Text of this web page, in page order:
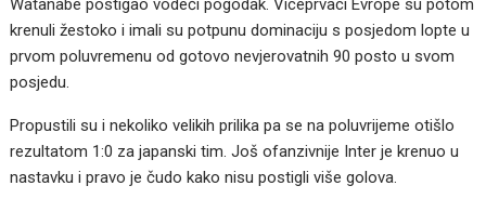
krenuli žestoko i imali su potpunu dominaciju s posjedom lopte u
prvom poluvremenu od gotovo nevjerovatnih 90 posto u svom
posjedu.
Propustili su i nekoliko velikih prilika pa se na poluvrijeme otišlo
rezultatom 1:0 za japanski tim. Još ofanzivnije Inter je krenuo u
nastavku i pravo je čudo kako nisu postigli više golova.